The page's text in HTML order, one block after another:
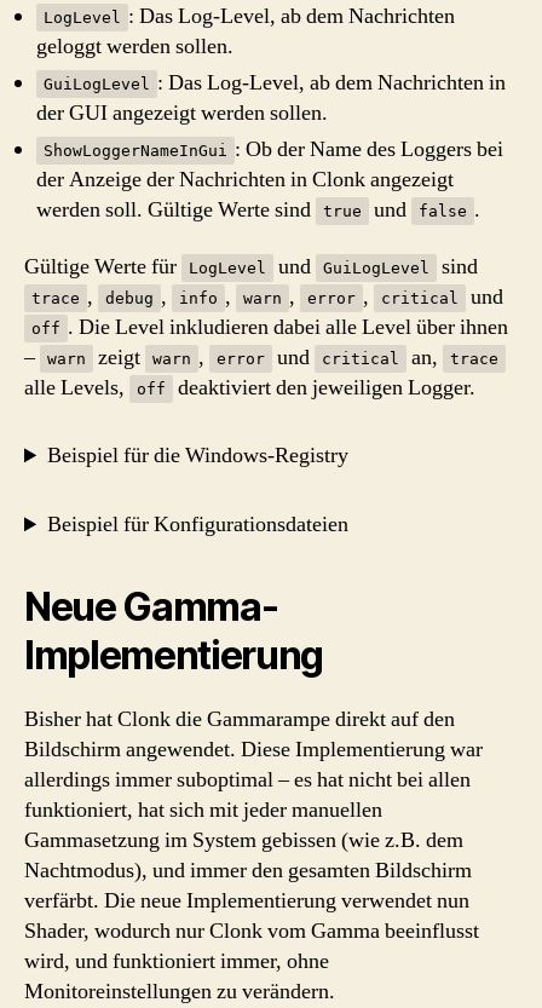
LogLevel
: Das Log-Level, ab dem Nachrichten
geloggt werden sollen.
GuiLogLevel
: Das Log-Level, ab dem Nachrichten in
der GUI angezeigt werden sollen.
ShowLoggerNameInGui
: Ob der Name des Loggers bei
der Anzeige der Nachrichten in Clonk angezeigt
werden soll. Gültige Werte sind
true und false .
Gültige Werte für LogLevel und GuiLogLevel sind
trace , debug , info , warn , error , critical und
off . Die Level inkludieren dabei alle Level über ihnen
– warn zeigt warn , error und critical an, trace
alle Levels, off deaktiviert den jeweiligen Logger.
Beispiel für die Windows-Registry
Beispiel für Konfigurationsdateien
Neue Gamma-
Implementierung
Bisher hat Clonk die Gammarampe direkt auf den
Bildschirm angewendet. Diese Implementierung war
allerdings immer suboptimal – es hat nicht bei allen
funktioniert, hat sich mit jeder manuellen
Gammasetzung im System gebissen (wie z.B. dem
Nachtmodus), und immer den gesamten Bildschirm
verfärbt. Die neue Implementierung verwendet nun
Shader, wodurch nur Clonk vom Gamma beeinflusst
wird, und funktioniert immer, ohne
Monitoreinstellungen zu verändern.